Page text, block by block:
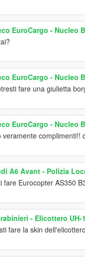
EuroCargo - Nucleo
EuroCargo - Nucleo
fare una giulietta
EuroCargo - Nucleo
complimenti!!
A6 Avant - Polizia
Eurocopter AS350
- Elicottero UH-
fare la skin